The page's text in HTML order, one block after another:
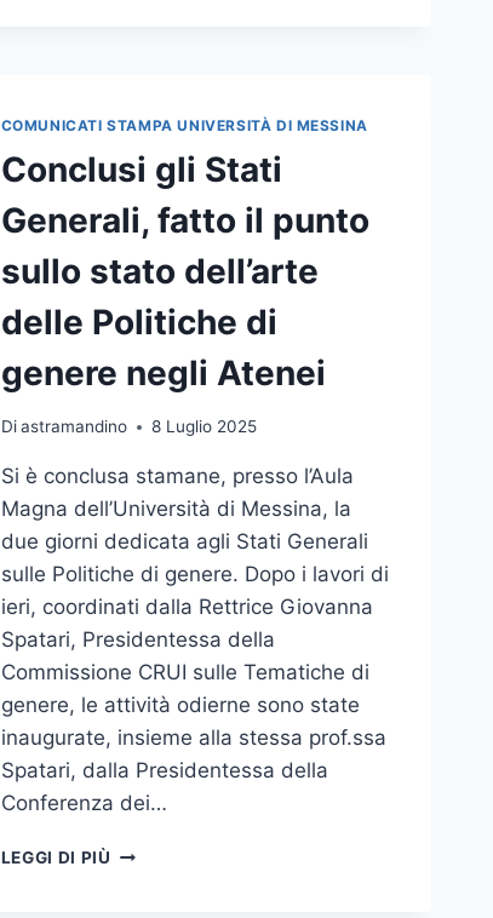
COMUNICATI STAMPA UNIVERSITÀ DI MESSINA
Conclusi gli Stati
Generali, fatto il punto
sullo stato dell’arte
delle Politiche di
genere negli Atenei
Di astramandino 8 Luglio 2025
Si è conclusa stamane, presso l’Aula
Magna dell’Università di Messina, la
due giorni dedicata agli Stati Generali
sulle Politiche di genere. Dopo i lavori di
ieri, coordinati dalla Rettrice Giovanna
Spatari, Presidentessa della
Commissione CRUI sulle Tematiche di
genere, le attività odierne sono state
inaugurate, insieme alla stessa prof.ssa
Spatari, dalla Presidentessa della
Conferenza dei…
LEGGI DI PIÙ CONCLUSI